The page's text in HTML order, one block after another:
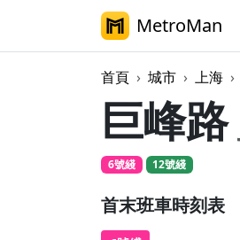
MetroMan
首頁 城市 上海
巨峰路
6號綫 12號綫
首末班車時刻表